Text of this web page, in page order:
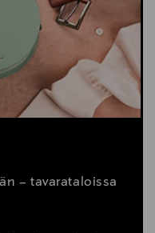
– tavarataloissa